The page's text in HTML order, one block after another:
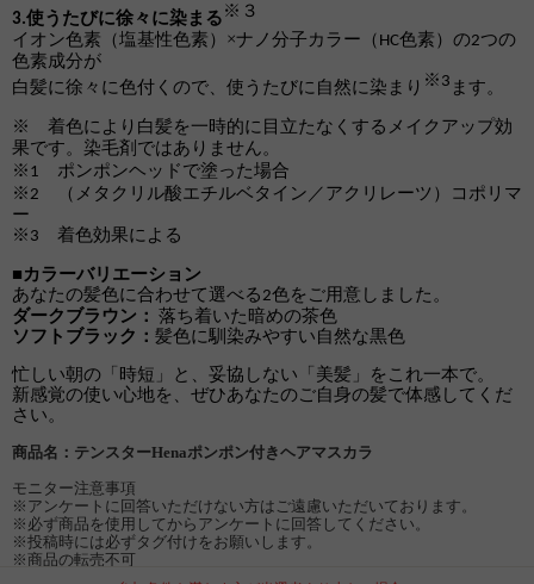
3.使うたびに徐々に染まる ※ ３
イオン色素（塩基性色素）×ナノ分子カラー（ HC色素）の2つの
色素成分が
白髪に徐々に色付 く ので、使うたびに自然に染まり ※ 3 ます。
※ 着色により白髪を一時的に目立たなくするメイクアップ効
果です。染毛剤ではありません。
※ 1 ポンポンヘッドで塗った場合
※ 2
（メタクリル酸エチルベタイン／アクリレーツ）コポリマ
ー
※ 3 着色効果による
■カラーバリエーション
あなたの髪色に合わせて選べる 2色をご用意しました。
ダークブラウン： 落ち着いた暗めの茶色
ソフトブラック ： 髪色に馴染みやすい自然な黒色
忙しい朝の「時短」と、妥協しない「美髪」をこれ一本で。
新感覚の使い心地を、ぜひあなたのご自身の髪で体感してくだ
さい。
商品名：テンスターHenaポンポン付きヘアマスカラ
モニター注意事項
※アンケートに回答いただけない方はご遠慮いただいております。
※必ず商品を使用してからアンケートに回答してください。
※投稿時には必ずタグ付けをお願いします。
※商品の転売不可